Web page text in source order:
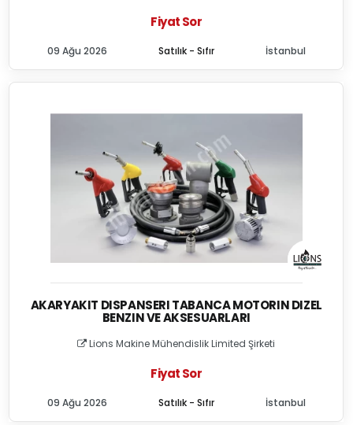
Fiyat Sor
Satılık - Sıfır
09 Ağu 2026 İstanbul
AKARYAKIT DISPANSERI TABANCA MOTORIN DIZEL
BENZIN VE AKSESUARLARI
Lions Makine Mühendislik Limited Şirketi
Fiyat Sor
Satılık - Sıfır
09 Ağu 2026 İstanbul